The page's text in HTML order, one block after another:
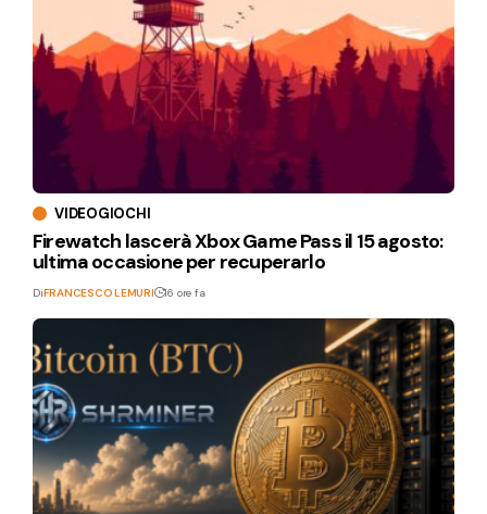
VIDEOGIOCHI
Firewatch lascerà Xbox Game Pass il 15 agosto:
ultima occasione per recuperarlo
DiFRANCESCO LEMURI 16 ore fa